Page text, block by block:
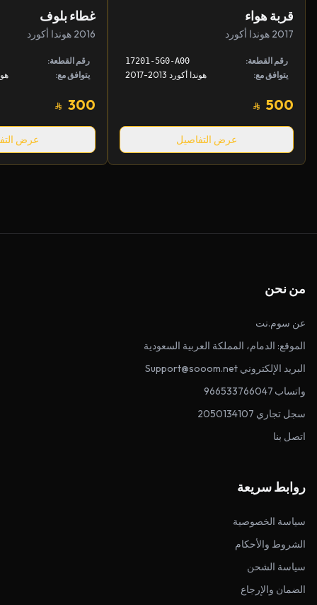
قربة هواء
2017 هوندا أكورد
رقم القطعة: 17201-5G0-A00
يتوافق مع: هوندا أكورد 2013-2017
500
عرض التفاصيل
غطاء بلوف
2016 هوندا أكورد
رقم القطعة:
يتوافق مع:
300
عرض
من نحن
عن سوم.نت
الموقع: الدمام، المملكة العربية السعودية
البريد الإلكتروني Support@sooom.net
واتساب 966533766047
سجل تجاري 2050134107
اتصل بنا
روابط سريعة
سياسة الخصوصية
الشروط والأحكام
سياسة الشحن
الضمان والإرجاع